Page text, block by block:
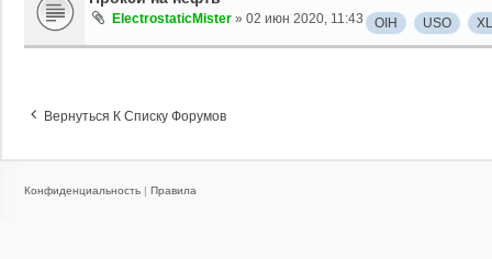
ElectrostaticMister » 02 июн 2020, 11:43 OIH USO
Вернуться К Списку Форумов
Конфиденциальность | Правила